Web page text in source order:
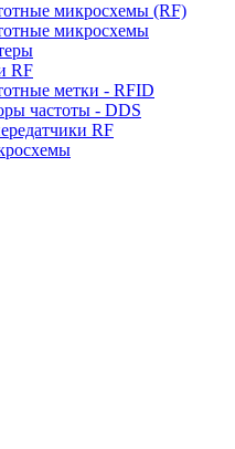
микросхемы (RF)
микросхемы
RF
метки - RFID
частоты - DDS
RF